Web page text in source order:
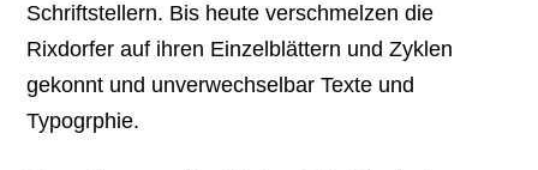
Schriftstellern. Bis heute verschmelzen die
Rixdorfer auf ihren Einzelblättern und Zyklen
gekonnt und unverwechselbar Texte und
Typogrphie.